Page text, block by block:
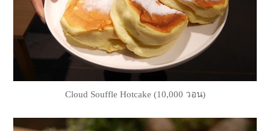
Cloud Souffle Hotcake (10,000 วอน)